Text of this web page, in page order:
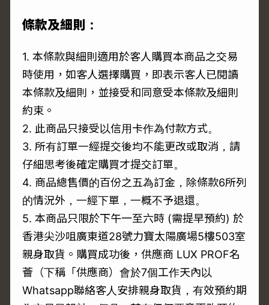
條款及細則：
1. 本條款與細則適用於客人購買本商品之交易
時使用，如客人選擇購買，即表示客人已閱讀
本條款及細則，並接受和同意受本條款及細則
約束。
2. 此商品只接受以信用卡作為付款方式。
3. 所有訂單一經提交後均不能更改或取消，請
仔細思考後確定購買才提交訂單。
4. 商品總售價的百份之五為訂金，除條款6所列
的情況外，一經下單，一概不予退還。
5. 本商品只限於下午一至六時 (需提早預約) 於
香港尖沙咀廣東道28號力寶太陽廣場5樓503室
親身取貨。購買成功後，供應商 LUX PROF名
薈（下稱「供應商）會於7個工作天內以
Whatsapp聯絡客人安排親身取貨，有效預約期